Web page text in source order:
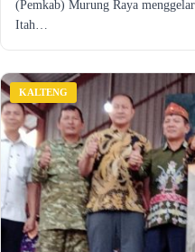
(Pemkab) Murung Raya
Itah…
KALTENG